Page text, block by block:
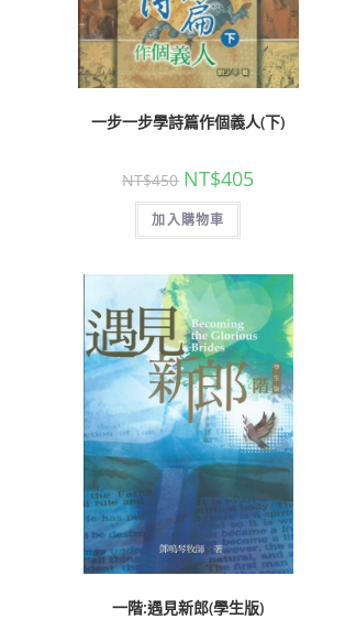
一步一步學詩篇作個義人(下)
NT$450 NT$405
加入購物車
一階:遇見新郎(學生版)